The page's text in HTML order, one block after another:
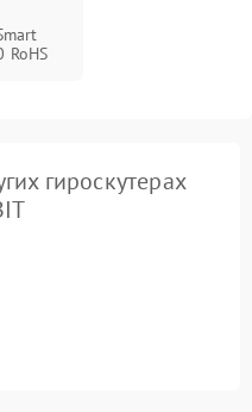
RoHS
гироскутерах